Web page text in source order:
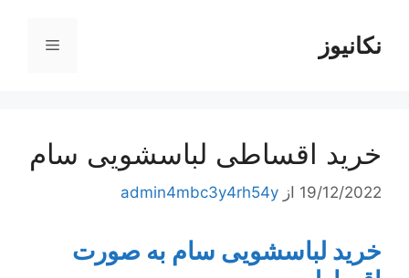
محتوانکانیوز فهرست
خرید اقساطی لباسشویی سام
19/12/2022 از admin4mbc3y4rh54y
خرید لباسشویی سام به صورت